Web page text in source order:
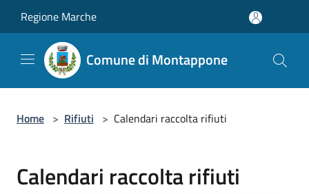
Regione Marche
Comune di Montappone
Home > Rifiuti > Calendari raccolta rifiuti
Calendari raccolta rifiuti